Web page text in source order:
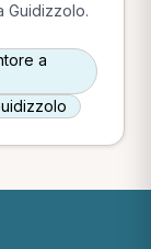
Guidizzolo.
a